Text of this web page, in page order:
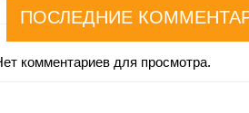
ПОСЛЕДНИЕ
комментариев для просмотра.